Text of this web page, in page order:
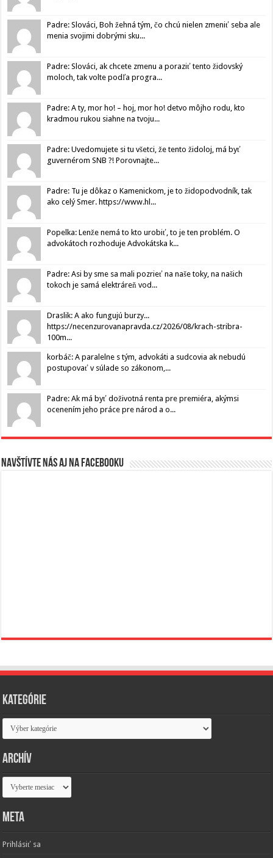
Padre: Slováci, Boh žehná tým, čo chcú nielen zmeniť seba ale
menia svojimi dobrými sku...
Padre: Slováci, ak chcete zmenu a poraziť tento židovský
moloch, tak volte podľa progra...
Padre: A ty, mor ho! – hoj, mor ho! detvo môjho rodu, kto
kradmou rukou siahne na tvoju...
Padre: Uvedomujete si tu všetci, že tento židoloj, má byť
guvernérom SNB ?! Porovnajte...
Padre: Tu je dôkaz o Kamenickom, je to židopodvodník, tak
ako celý Smer. https://www.hl...
Popelka: Lenže nemá to kto urobiť, to je ten problém. O
advokátoch rozhoduje Advokátska k...
Padre: Asi by sme sa mali pozrieť na naše toky, na našich
tokoch je samá elektráreň vod...
Draslik: A ako fungujú burzy...
https://necenzurovanapravda.cz/2026/08/krach-stribra-
100m...
korbáč: A paralelne s tým, advokáti a sudcovia ak nebudú
postupovať v súlade so zákonom,...
Padre: Ak má byť doživotná renta pre premiéra, akýmsi
ocenením jeho práce pre národ a o...
Navštívte nás aj na Facebooku
Kategórie
Kategórie
Archív
Archív
Meta
Prihlásiť sa